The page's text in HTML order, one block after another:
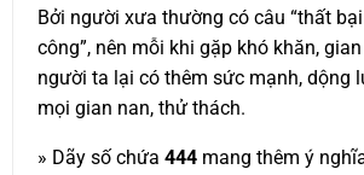
Bởi người xưa thường có câu “thất
công”, nên mỗi khi gặp khó khăn,
người ta lại có thêm sức mạnh, dộng
mọi gian nan, thử thách.
» Dãy số chứa 444 mang thêm ý